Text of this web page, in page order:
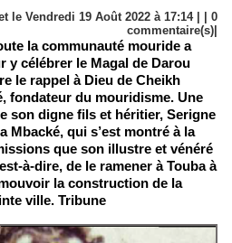
le Vendredi 19 Août 2022 à 17:14 | | 0
commentaire(s)|
la communauté mouride a
y célébrer le Magal de Darou
le rappel à Dieu de Cheikh
fondateur du mouridisme. Une
son digne fils et héritier, Serigne
Mbacké, qui s’est montré à la
que son illustre et vénéré
à-dire, de le ramener à Touba à
la construction de la
ville. Tribune